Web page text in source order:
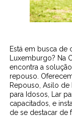
Está em busca
Luxemburgo? Na
encontra a
repouso.
Repouso, Asilo de
para Idosos, Lar
capacitados, e
de se destacar de